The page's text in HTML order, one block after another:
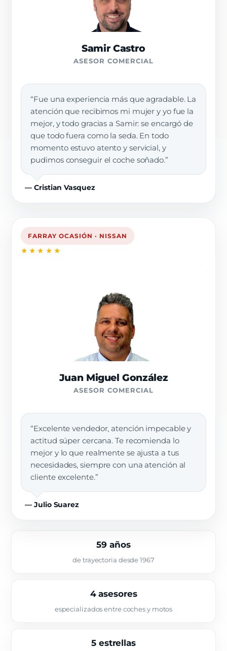
Samir Castro
ASESOR COMERCIAL
“Fue una experiencia más que agradable. La
atención que recibimos mi mujer y yo fue la
mejor, y todo gracias a Samir: se encargó de
que todo fuera como la seda. En todo
momento estuvo atento y servicial, y
pudimos conseguir el coche soñado.”
— Cristian Vasquez
FARRAY OCASIÓN · NISSAN
★★★★★
Juan Miguel González
ASESOR COMERCIAL
“Excelente vendedor, atención impecable y
actitud súper cercana. Te recomienda lo
mejor y lo que realmente se ajusta a tus
necesidades, siempre con una atención al
cliente excelente.”
— Julio Suarez
59 años
de trayectoria desde 1967
4 asesores
especializados entre coches y motos
5 estrellas